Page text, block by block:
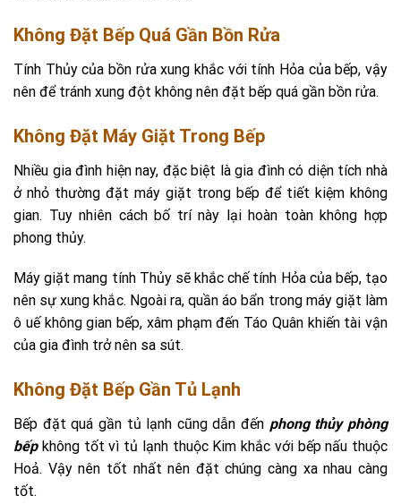
Không Đặt Bếp Quá Gần Bồn Rửa
Tính Thủy của bồn rửa xung khắc với tính Hỏa của bếp, vậy
nên để tránh xung đột không nên đặt bếp quá gần bồn rửa.
Không Đặt Máy Giặt Trong Bếp
Nhiều gia đình hiện nay, đặc biệt là gia đình có diện tích nhà
ở nhỏ thường đặt máy giặt trong bếp để tiết kiệm không
gian. Tuy nhiên cách bố trí này lại hoàn toàn không hợp
phong thủy.
Máy giặt mang tính Thủy sẽ khắc chế tính Hỏa của bếp, tạo
nên sự xung khắc. Ngoài ra, quần áo bẩn trong máy giặt làm
ô uế không gian bếp, xâm phạm đến Táo Quân khiến tài vận
của gia đình trở nên sa sút.
Không Đặt Bếp Gần Tủ Lạnh
Bếp đặt quá gần tủ lạnh cũng dẫn đến phong thủy phòng
bếpkhông tốt vì tủ lạnh thuộc Kim khắc với bếp nấu thuộc
Hoả. Vậy nên tốt nhất nên đặt chúng càng xa nhau càng
tốt.